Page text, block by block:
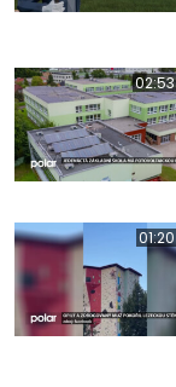
02:53
01:20